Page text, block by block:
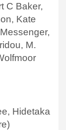
C Baker,
Kate
M.
Hidetaka